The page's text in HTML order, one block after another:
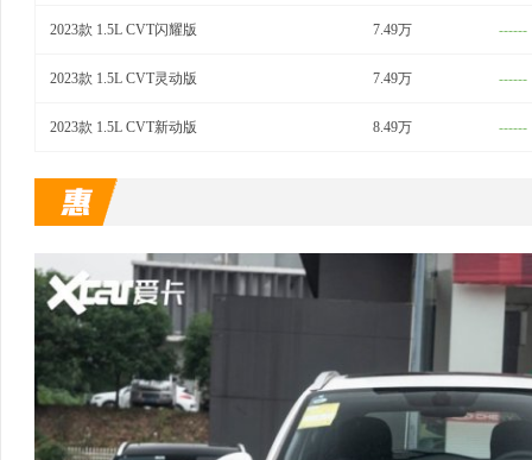
2023款 1.5L CVT闪耀版 7.49万 ------
2023款 1.5L CVT灵动版 7.49万 ------
2023款 1.5L CVT新动版 8.49万 ------